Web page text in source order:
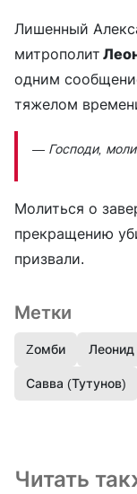
Лишенный
митрополит
одним
тяжелом
— Господи,
Молиться о
прекращению
призвали.
Метки
Zомби Леонид
Савва (Тутунов)
Читать